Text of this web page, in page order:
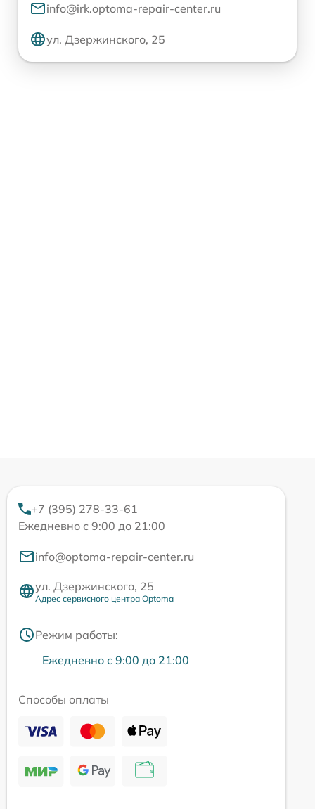
info@irk.optoma-repair-center.ru
ул. Дзержинского, 25
+7 (395) 278-33-61
Ежедневно с 9:00 до 21:00
info@optoma-repair-center.ru
ул. Дзержинского, 25
Адрес сервисного центра Optoma
Режим работы:
Ежедневно с 9:00 до 21:00
Способы оплаты